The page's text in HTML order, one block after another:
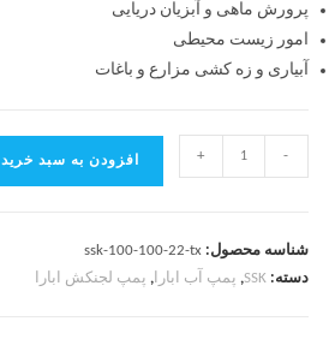
پرورش ماهی و آبزیان دریایی
امور زیست محیطی
آبیاری و زه کشی مزارع و باغات
-
+ افزودن به سبد خرید
شناسه محصول:ssk-100-100-22-tx
دسته:SSK
, پمپ آب ابارا, پمپ لجنکش ابارا